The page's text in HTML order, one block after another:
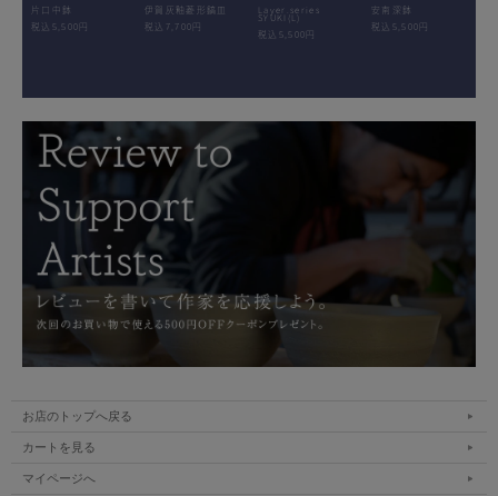
片口中鉢
税込5,500円
伊賀灰釉菱形鎬皿
税込7,700円
Layer.series
SYUKI(L)
税込5,500円
安南深鉢
税込5,500円
お店のトップへ戻る
カートを見る
マイページへ